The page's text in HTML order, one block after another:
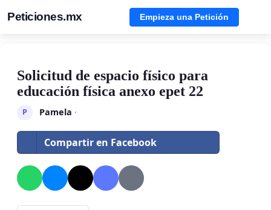
Peticiones.mx Empieza una Petición
Solicitud de espacio físico para
educación física anexo epet 22
P Pamela ·
Compartir en Facebook